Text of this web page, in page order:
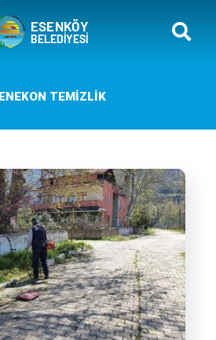
TEMIZLIK